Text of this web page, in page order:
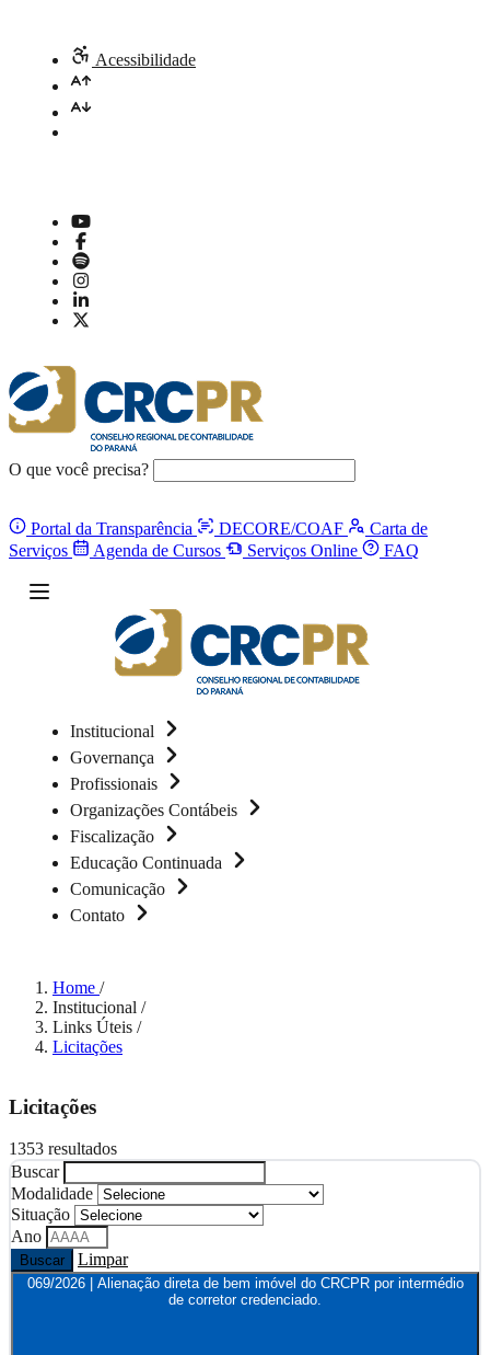
Acessibilidade
O que você precisa?
Portal da Transparência DECORE/COAF
Carta de
Serviços
Agenda de Cursos Serviços Online FAQ
Institucional
Governança
Profissionais
Organizações Contábeis
Fiscalização
Educação Continuada
Comunicação
Contato
Home /
Institucional /
Links Úteis /
Licitações
Licitações
1353 resultados
Buscar
Modalidade
Situação
Ano
Buscar Limpar
069/2026 | Alienação direta de bem imóvel do CRCPR por intermédio
de corretor credenciado.